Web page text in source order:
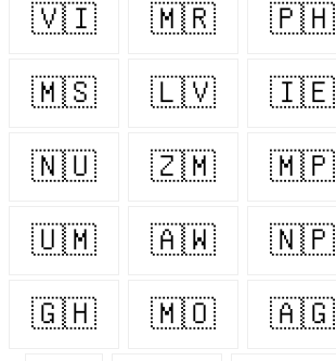
🇻🇮 🇲🇷 🇵🇭
🇲🇸 🇱🇻 🇮🇪
🇳🇺 🇿🇲 🇲🇵
🇺🇲 🇦🇼 🇳🇵
🇬🇭 🇲🇴 🇦🇬